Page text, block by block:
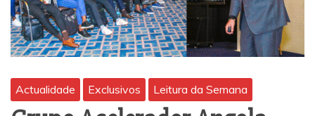
Actualidade Exclusivos Leitura da Semana